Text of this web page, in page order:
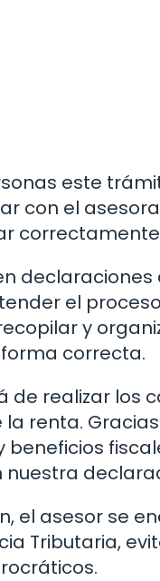
este
con el
el
y
correcta.
de realizar los
renta.
el asesor se
Tributaria,